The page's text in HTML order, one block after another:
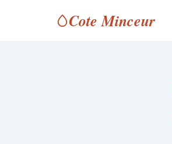
Cote Minceur